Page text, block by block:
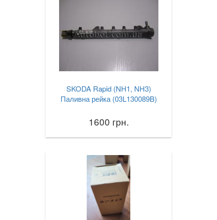
SKODA Rapid (NH1, NH3)
Паливна рейка (03L130089B)
1600 грн.